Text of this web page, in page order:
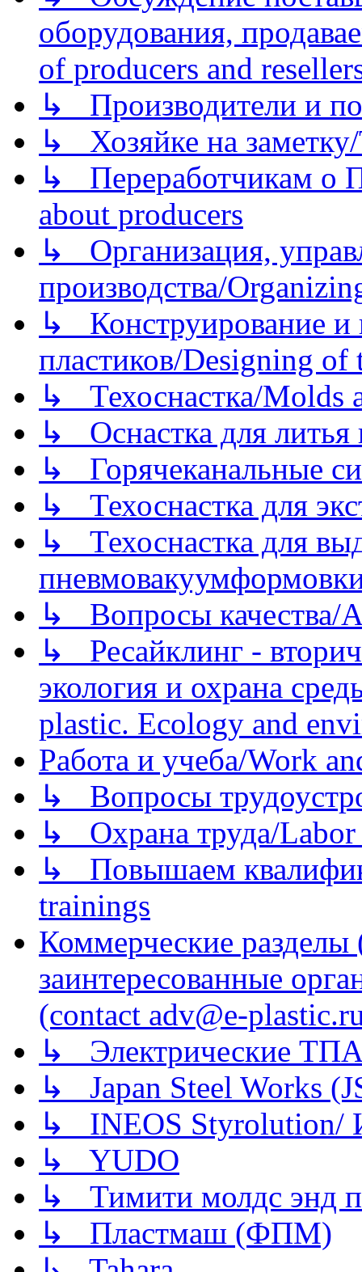
оборудования,
of producers and
↳ Производители и
↳ Хозяйке на
↳ Переработчикам о
about producers
↳ Организация,
производства/
↳ Конструирование и
пластиков/Designing of
↳ Техоснастка/Molds
↳ Оснастка для литья
↳ Горячеканальные
↳ Техоснастка для
↳ Техоснастка для
↳ Вопросы качества/
↳ Ресайклинг -
экология и охрана
plastic. Ecology and
Работа и учеба/Work
↳ Вопросы
↳ Охрана труда/Labor
↳ Повышаем
trainings
Коммерческие
заинтересованные
(contact adv@e-
↳ Электрические
↳ Japan Steel Works
↳ INEOS
↳ YUDO
↳ Тимити молдс энд
↳ Пластмаш (ФПМ)